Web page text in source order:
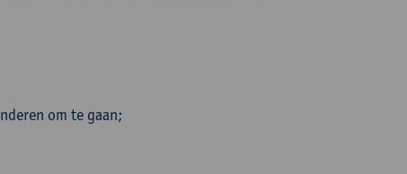
om te gaan;